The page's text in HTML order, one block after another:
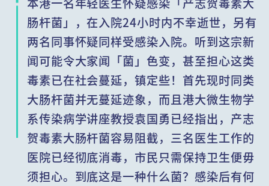
肠杆菌」，在入院24小时内不幸逝世，另有
两名同事怀疑同样受感染入院。听到这宗新
闻可能令大家闻「菌」色变，甚至担心这类
毒素已在社会蔓延，镇定些！首先现时同类
大肠杆菌并无蔓延迹象，而且港大微生物学
系传染病学讲座教授袁国勇已经指出，产志
贺毒素大肠杆菌容易阻截，三名医生工作的
医院已经彻底消毒，市民只需保持卫生便毋
须担心。到底这是一种什么菌？感染后有何